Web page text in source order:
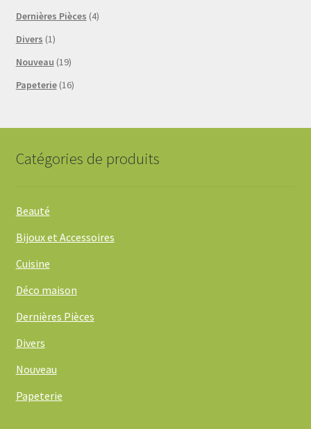
Dernières Pièces (4)
Divers (1)
Nouveau (19)
Papeterie (16)
Catégories de produits
Beauté
Bijoux et Accessoires
Cuisine
Déco maison
Dernières Pièces
Divers
Nouveau
Papeterie